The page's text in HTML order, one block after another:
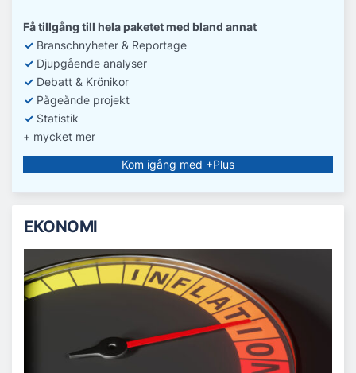
Få tillgång till hela paketet med bland annat
✓ Branschnyheter & Reportage
✓ Djupgående analyser
✓ Debatt & Krönikor
✓ Pågeånde projekt
✓ Statistik
+ mycket mer
Kom igång med +Plus
EKONOMI